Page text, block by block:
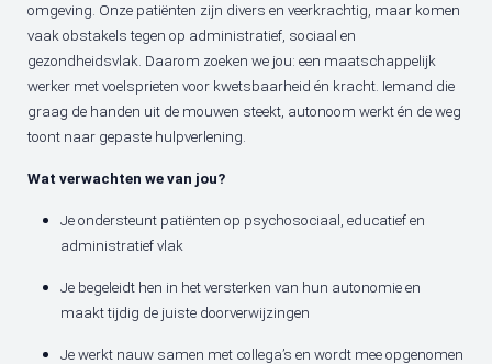
omgeving. Onze patiënten zijn divers en veerkrachtig, maar komen
vaak obstakels tegen op administratief, sociaal en
gezondheidsvlak. Daarom zoeken we jou: een maatschappelijk
werker met voelsprieten voor kwetsbaarheid én kracht. Iemand die
graag de handen uit de mouwen steekt, autonoom werkt én de weg
toont naar gepaste hulpverlening.
Wat verwachten we van jou?
Je ondersteunt patiënten op psychosociaal, educatief en
administratief vlak
Je begeleidt hen in het versterken van hun autonomie en
maakt tijdig de juiste doorverwijzingen
Je werkt nauw samen met collega’s en wordt mee opgenomen